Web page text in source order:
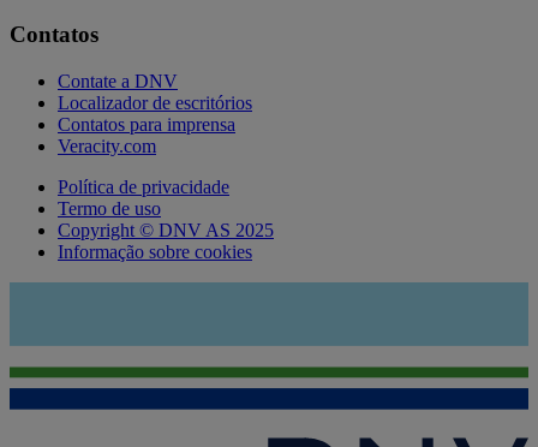
Contatos
Contate a DNV
Localizador de escritórios
Contatos para imprensa
Veracity.com
Política de privacidade
Termo de uso
Copyright © DNV AS 2025
Informação sobre cookies